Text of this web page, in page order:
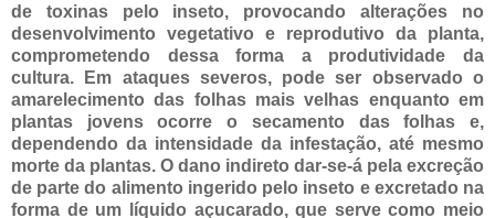
de toxinas pelo inseto, provocando alterações no
desenvolvimento vegetativo e reprodutivo da planta,
comprometendo dessa forma a produtividade da
cultura. Em ataques severos, pode ser observado o
amarelecimento das folhas mais velhas enquanto em
plantas jovens ocorre o secamento das folhas e,
dependendo da intensidade da infestação, até mesmo
morte da plantas. O dano indireto dar-se-á pela excreção
de parte do alimento ingerido pelo inseto e excretado na
forma de um líquido açucarado, que serve como meio